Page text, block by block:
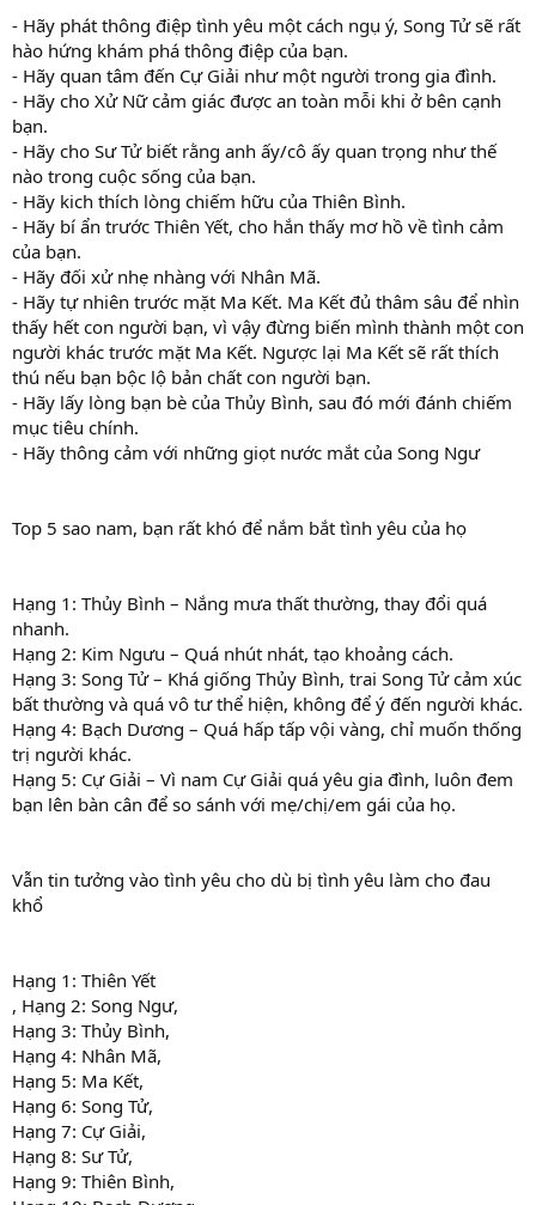
- Hãy phát thông điệp tình yêu một cách ngụ ý, Song Tử sẽ rất
hào hứng khám phá thông điệp của bạn.
- Hãy quan tâm đến Cự Giải như một người trong gia đình.
- Hãy cho Xử Nữ cảm giác được an toàn mỗi khi ở bên cạnh
bạn.
- Hãy cho Sư Tử biết rằng anh ấy/cô ấy quan trọng như thế
nào trong cuộc sống của bạn.
- Hãy kich thích lòng chiếm hữu của Thiên Bình.
- Hãy bí ẩn trước Thiên Yết, cho hắn thấy mơ hồ về tình cảm
của bạn.
- Hãy đối xử nhẹ nhàng với Nhân Mã.
- Hãy tự nhiên trước mặt Ma Kết. Ma Kết đủ thâm sâu để nhìn
thấy hết con người bạn, vì vậy đừng biến mình thành một con
người khác trước mặt Ma Kết. Ngược lại Ma Kết sẽ rất thích
thú nếu bạn bộc lộ bản chất con người bạn.
- Hãy lấy lòng bạn bè của Thủy Bình, sau đó mới đánh chiếm
mục tiêu chính.
- Hãy thông cảm với những giọt nước mắt của Song Ngư
Top 5 sao nam, bạn rất khó để nắm bắt tình yêu của họ
Hạng 1: Thủy Bình – Nắng mưa thất thường, thay đổi quá
nhanh.
Hạng 2: Kim Ngưu – Quá nhút nhát, tạo khoảng cách.
Hạng 3: Song Tử – Khá giống Thủy Bình, trai Song Tử cảm xúc
bất thường và quá vô tư thể hiện, không để ý đến người khác.
Hạng 4: Bạch Dương – Quá hấp tấp vội vàng, chỉ muốn thống
trị người khác.
Hạng 5: Cự Giải – Vì nam Cự Giải quá yêu gia đình, luôn đem
bạn lên bàn cân để so sánh với mẹ/chị/em gái của họ.
Vẫn tin tưởng vào tình yêu cho dù bị tình yêu làm cho đau
khổ
Hạng 1: Thiên Yết
, Hạng 2: Song Ngư,
Hạng 3: Thủy Bình,
Hạng 4: Nhân Mã,
Hạng 5: Ma Kết,
Hạng 6: Song Tử,
Hạng 7: Cự Giải,
Hạng 8: Sư Tử,
Hạng 9: Thiên Bình,